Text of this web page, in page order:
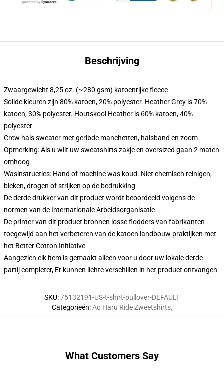
Beschrijving
Zwaargewicht 8,25 oz. (~280 gsm) katoenrijke fleece
Solide kleuren zijn 80% katoen, 20% polyester. Heather Grey is 70%
katoen, 30% polyester. Houtskool Heather is 60% katoen, 40%
polyester
Crew hals sweater met geribde manchetten, halsband en zoom
Opmerking: Als u wilt uw sweatshirts zakje en oversized gaan 2 maten
omhoog
Wasinstructies: Hand of machine was koud. Niet chemisch reinigen,
bleken, drogen of strijken op de bedrukking
De derde drukker van dit product wordt beoordeeld volgens de
normen van de Internationale Arbeidsorganisatie
De printer van dit product bronnen losse flodders van fabrikanten
toegewijd aan het verbeteren van de katoen landbouw praktijken met
het Better Cotton Initiative
Aangezien elk item is gemaakt alleen voor u door uw lokale derde-
partij completer, Er kunnen lichte verschillen in het product ontvangen
SKU:75132191-US-t-shirt-pullover-DEFAULT
Categorieën:Ao Haru Ride Zweetshirts,
What Customers Say